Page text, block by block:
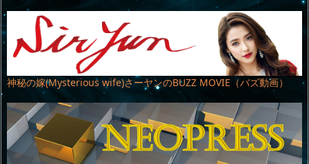
神秘の嫁(Mysterious wife)さーヤンのBUZZ MOVIE（バズ動画）